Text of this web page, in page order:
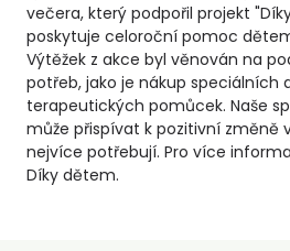
večera, který podpořil projekt
poskytuje celoroční pomoc
Výtěžek z akce byl věnován na
potřeb, jako je nákup speciálních
terapeutických pomůcek. Naše
může přispívat k pozitivní změně
nejvíce potřebují. Pro více
Díky dětem.